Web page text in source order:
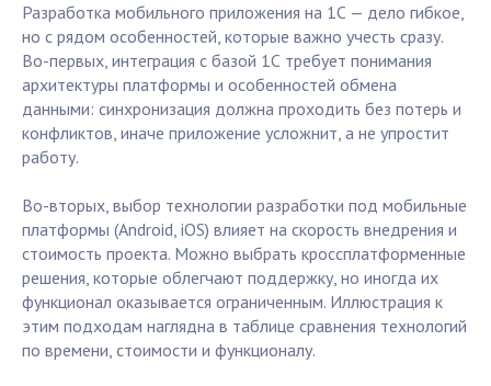
Разработка мобильного приложения на 1С — дело гибкое,
но с рядом особенностей, которые важно учесть сразу.
Во-первых, интеграция с базой 1С требует понимания
архитектуры платформы и особенностей обмена
данными: синхронизация должна проходить без потерь и
конфликтов, иначе приложение усложнит, а не упростит
работу.
Во-вторых, выбор технологии разработки под мобильные
платформы (Android, iOS) влияет на скорость внедрения и
стоимость проекта. Можно выбрать кроссплатформенные
решения, которые облегчают поддержку, но иногда их
функционал оказывается ограниченным. Иллюстрация к
этим подходам наглядна в таблице сравнения технологий
по времени, стоимости и функционалу.